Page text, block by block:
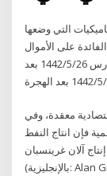
التي وضعها
على الأموال
الفيدرالية بمقدار 50 نقطة أساس في الثالث من مارس 26‏‏/5‏‏/1442 بعد
معقدة، وفي
فإن انتاج النفط
آلان غرينسبان
(بالإنجليزية: Alan Greenspan)‏ (من مواليد في 6 مارس 1926) اقتصادي